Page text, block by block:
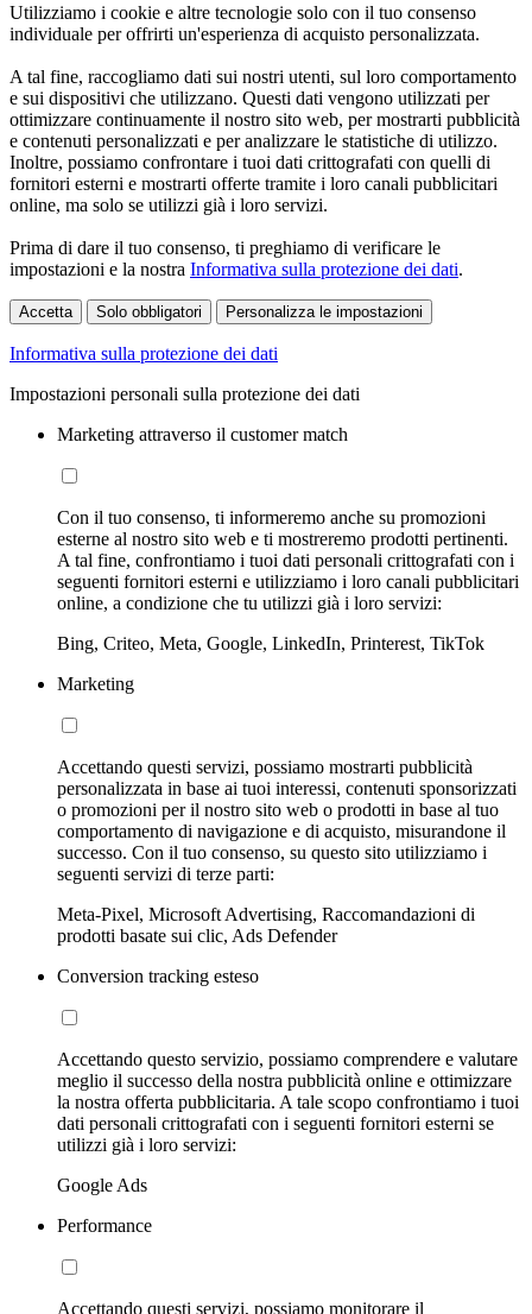
Utilizziamo i cookie e altre tecnologie solo con il tuo consenso
individuale per offrirti un'esperienza di acquisto personalizzata.
A tal fine, raccogliamo dati sui nostri utenti, sul loro comportamento
e sui dispositivi che utilizzano. Questi dati vengono utilizzati per
ottimizzare continuamente il nostro sito web, per mostrarti pubblicità
e contenuti personalizzati e per analizzare le statistiche di utilizzo.
Inoltre, possiamo confrontare i tuoi dati crittografati con quelli di
fornitori esterni e mostrarti offerte tramite i loro canali pubblicitari
online, ma solo se utilizzi già i loro servizi.
Prima di dare il tuo consenso, ti preghiamo di verificare le
impostazioni e la nostra Informativa sulla protezione dei dati.
Accetta Solo obbligatori Personalizza le impostazioni
Informativa sulla protezione dei dati
Impostazioni personali sulla protezione dei dati
Marketing attraverso il customer match
Con il tuo consenso, ti informeremo anche su promozioni
esterne al nostro sito web e ti mostreremo prodotti pertinenti.
A tal fine, confrontiamo i tuoi dati personali crittografati con i
seguenti fornitori esterni e utilizziamo i loro canali pubblicitari
online, a condizione che tu utilizzi già i loro servizi:
Bing, Criteo, Meta, Google, LinkedIn, Printerest, TikTok
Marketing
Accettando questi servizi, possiamo mostrarti pubblicità
personalizzata in base ai tuoi interessi, contenuti sponsorizzati
o promozioni per il nostro sito web o prodotti in base al tuo
comportamento di navigazione e di acquisto, misurandone il
successo. Con il tuo consenso, su questo sito utilizziamo i
seguenti servizi di terze parti:
Meta-Pixel, Microsoft Advertising, Raccomandazioni di
prodotti basate sui clic, Ads Defender
Conversion tracking esteso
Accettando questo servizio, possiamo comprendere e valutare
meglio il successo della nostra pubblicità online e ottimizzare
la nostra offerta pubblicitaria. A tale scopo confrontiamo i tuoi
dati personali crittografati con i seguenti fornitori esterni se
utilizzi già i loro servizi:
Google Ads
Performance
Accettando questi servizi, possiamo monitorare il